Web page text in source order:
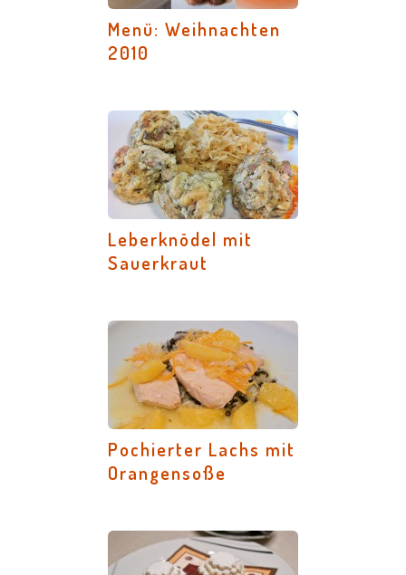
Menü: Weihnachten
2010
Leberknödel mit
Sauerkraut
Pochierter Lachs mit
Orangensoße